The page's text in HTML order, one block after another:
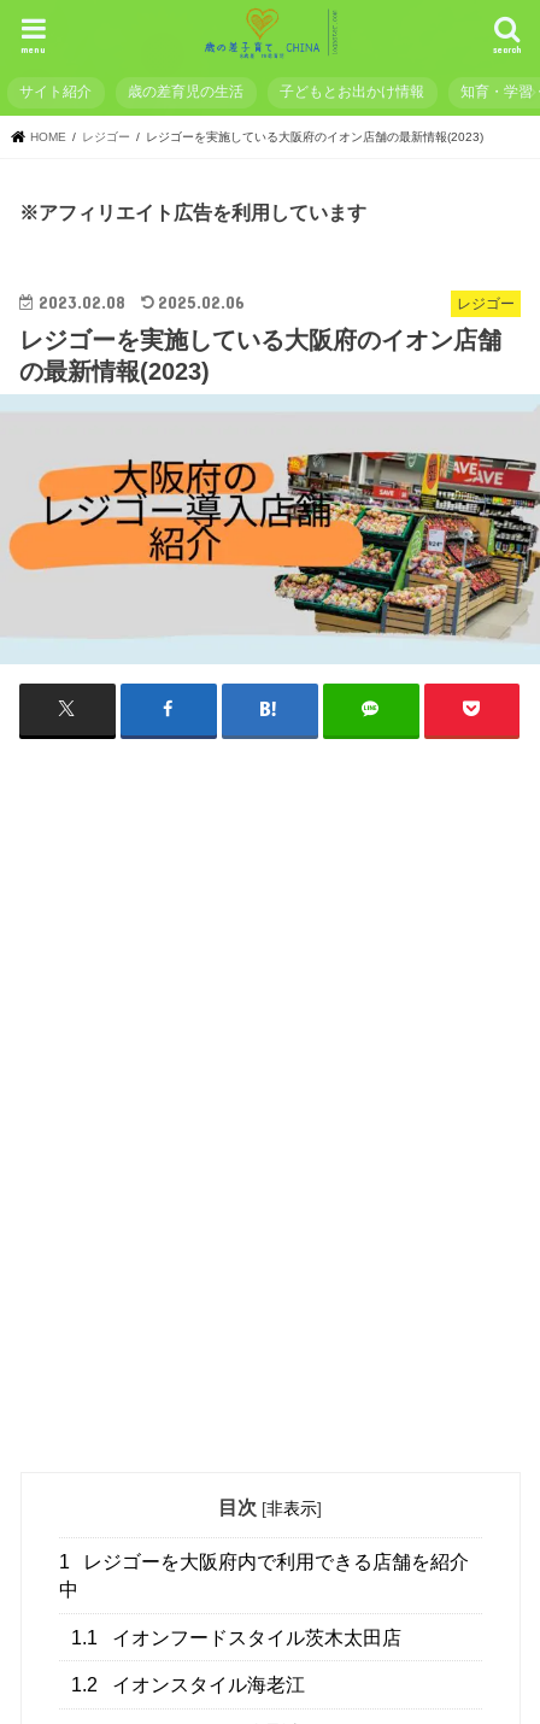
search
menu
サイト紹介 歳の差育児の生活 子どもとお出かけ情報 知育・学習
HOME レジゴー レジゴーを実施している大阪府のイオン店舗の最新情報(2023)
※アフィリエイト広告を利用しています
レジゴー
2023.02.08 2025.02.06
レジゴーを実施している大阪府のイオン店舗
の最新情報(2023)
目次 [非表示]
1
レジゴーを大阪府内で利用できる店舗を紹介
中
1.1 イオンフードスタイル茨木太田店
1.2 イオンスタイル海老江